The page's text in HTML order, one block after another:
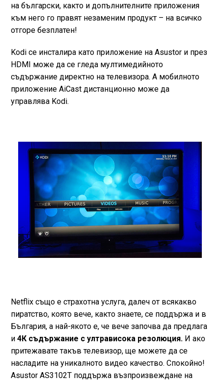
на български, както и допълнителните приложения
към него го правят незаменим продукт – на всичко
отгоре безплатен!
Kodi се инсталира като приложение на Asustor и през
HDMI може да се гледа мултимедийното
съдържание директно на телевизора. А мобилното
приложение AiCast дистанционно може да
управлява Kodi.
Netflix също е страхотна услуга, далеч от всякакво
пиратство, която вече, както знаете, се поддържа и в
България, а най-якото е, че вече започва да предлага
и 4К съдържание с ултрависока резолюция.И ако
притежавате такъв телевизор, ще можете да се
насладите на уникалното видео качество. Спокойно!
Asustor AS3102T поддържа възпроизвеждане на